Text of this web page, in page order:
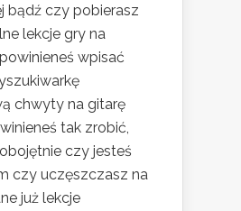
bądź czy pobierasz
lekcje gry na
wpisać
chwyty na gitarę
tak zrobić,
czy jesteś
czy uczęszczasz na
już lekcje